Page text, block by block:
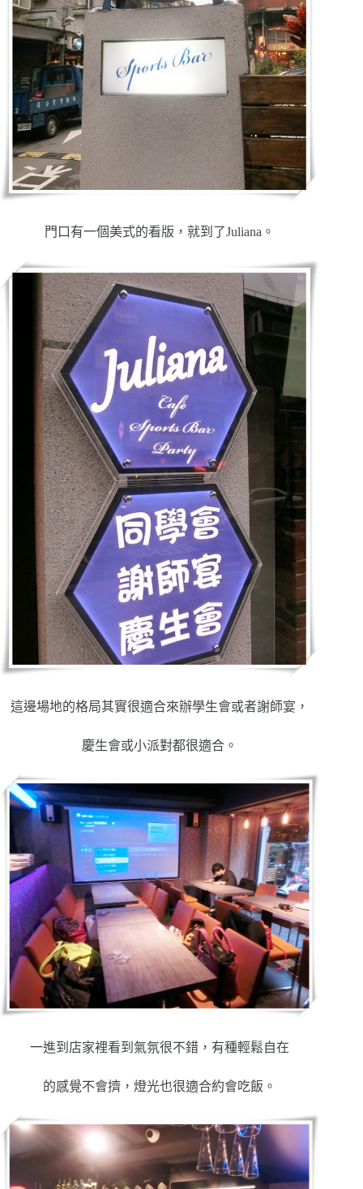
門口有一個美式的看版，就到了Juliana。
這邊場地的格局其實很適合來辦學生會或者謝師宴，
慶生會或小派對都很適合。
一進到店家裡看到氣氛很不錯，有種輕鬆自在
的感覺不會擠，燈光也很適合約會吃飯。